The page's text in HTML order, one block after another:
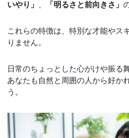
いやり」
「明るさと前向きさ」
これらの特徴は、特別な才能やス
りません。
日常のちょっとした心がけや振る
あなたも自然と周囲の人から好か
う。